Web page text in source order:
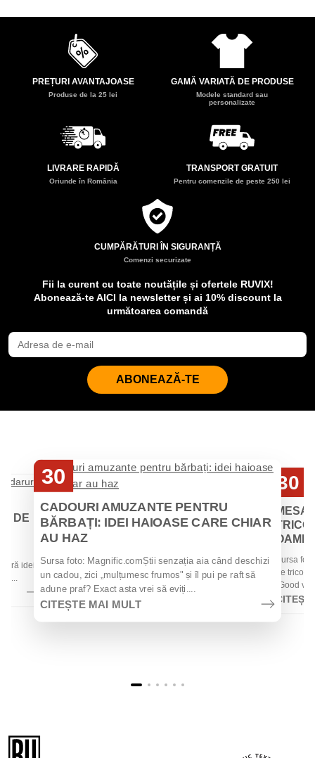
PREȚURI AVANTAJOASE
Produse de la 25 lei
GAMĂ VARIATĂ DE PRODUSE
Modele standard sau
personalizate
LIVRARE RAPIDĂ
Oriunde în România
TRANSPORT GRATUIT
Pentru comenzile de peste 250 lei
CUMPĂRĂTURI ÎN SIGURANȚĂ
Comenzi securizate
Fii la curent cu toate noutățile și ofertele RUVIX!
Abonează-te AICI la newsletter și ai 10% discount la
următoarea comandă
ABONEAZĂ-TE
DE
idei
la...
30
CADOURI AMUZANTE PENTRU
BĂRBAȚI: IDEI HAIOASE CARE CHIAR
AU HAZ
Sursa foto: Magnific.comȘtii senzația aia când deschizi
un cadou, zici „mulțumesc frumos" și îl pui pe raft să
adune praf? Exact asta vrei să eviți....
CITEȘTE MAI MULT
30
Sursa
de
„Good